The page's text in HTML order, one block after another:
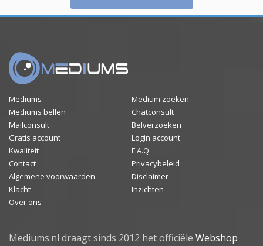
Mediums
Medium zoeken
Mediums bellen
Chatconsult
Mailconsult
Belverzoeken
Gratis account
Login account
Kwaliteit
F.A.Q
Contact
Privacybeleid
Algemene voorwaarden
Disclaimer
Klacht
Inzichten
Over ons
Mediums.nl draagt sinds 2012 het officiële Webshop